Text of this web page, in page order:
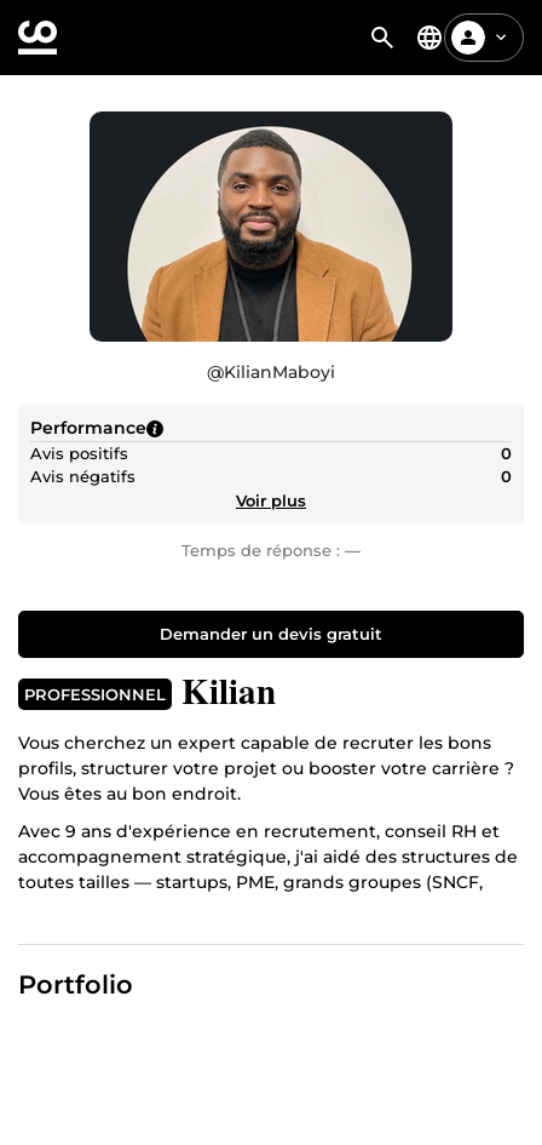
@KilianMaboyi
Performance
Avis positifs
0
Avis négatifs
0
Voir plus
Temps de réponse : —
Demander un devis gratuit
PROFESSIONNEL Kilian
Vous cherchez un expert capable de recruter les bons
profils, structurer votre projet ou booster votre carrière ?
Vous êtes au bon endroit.
Avec 9 ans d'expérience en recrutement, conseil RH et
accompagnement stratégique, j'ai aidé des structures de
toutes tailles — startups, PME, grands groupes (SNCF,
Je propose trois expertises complémentaires :
Portfolio